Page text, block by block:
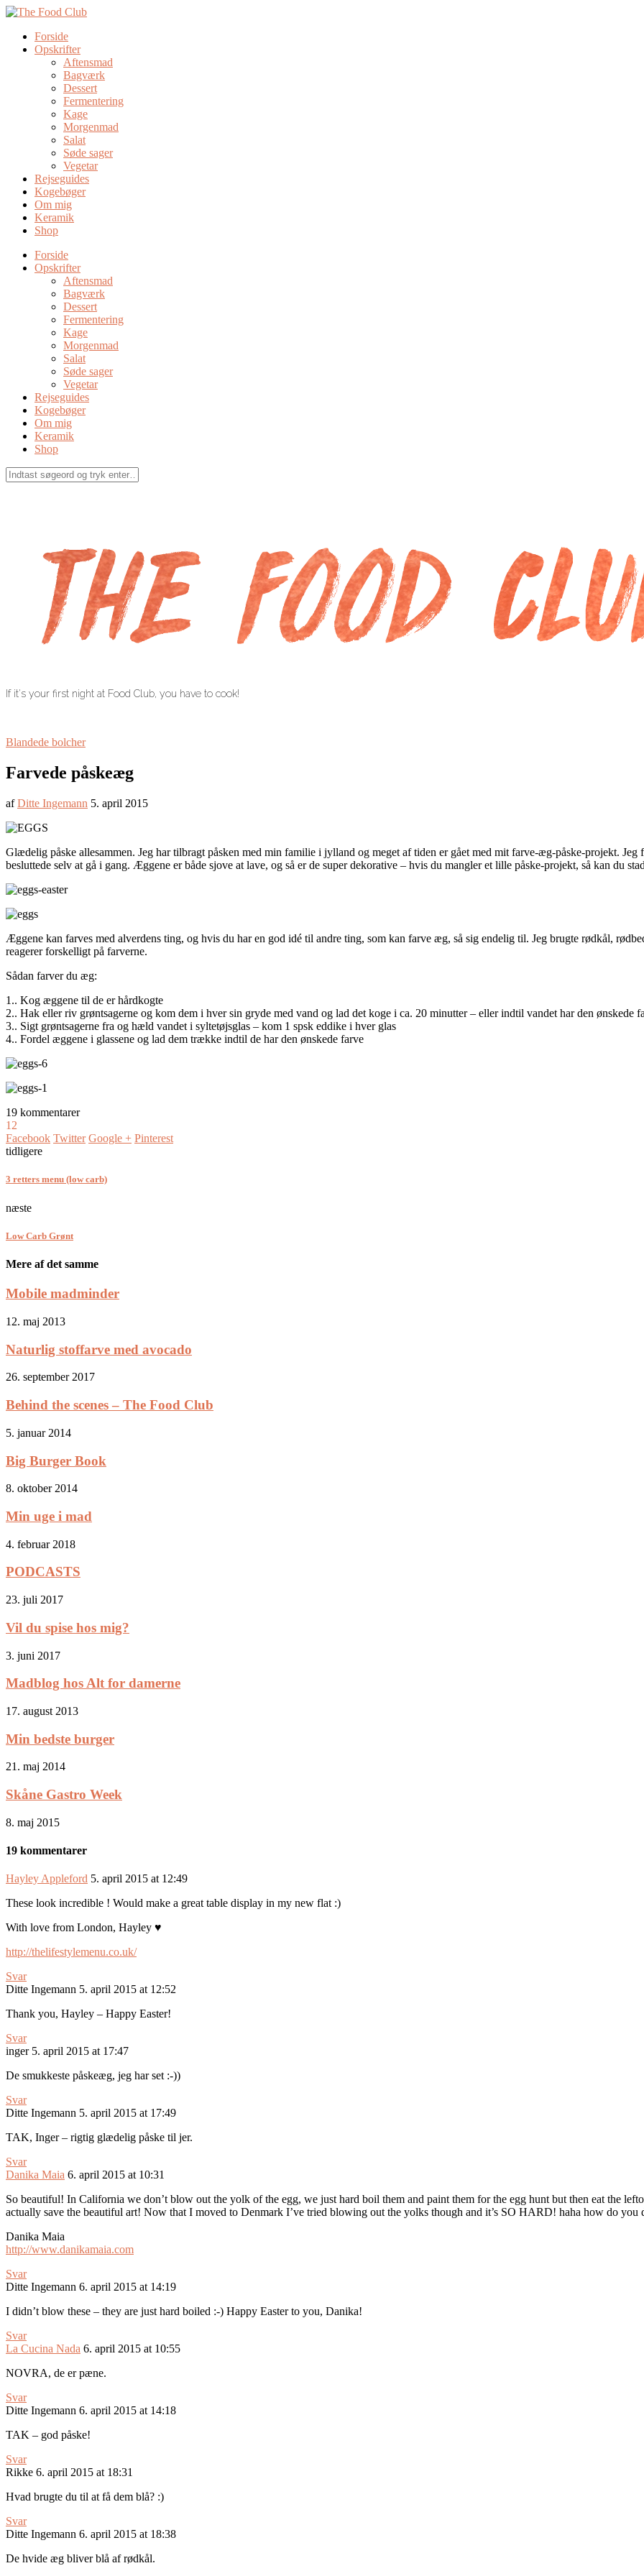
Forside
Opskrifter
Aftensmad
Bagværk
Dessert
Fermentering
Kage
Morgenmad
Salat
Søde sager
Vegetar
Rejseguides
Kogebøger
Om mig
Keramik
Shop
Forside
Opskrifter
Aftensmad
Bagværk
Dessert
Fermentering
Kage
Morgenmad
Salat
Søde sager
Vegetar
Rejseguides
Kogebøger
Om mig
Keramik
Shop
If it's your first night at Food Club, you have to cook!
Blandede bolcher
Farvede påskeæg
afDitte Ingemann 5. april 2015
Glædelig påske allesammen. Jeg har tilbragt påsken med min familie i jylland og meget af tiden er gået med mit farve-æg-påske-projekt. Jeg
besluttede selv at gå i gang. Æggene er både sjove at lave, og så er de super dekorative – hvis du mangler et lille påske-projekt, så kan du
Æggene kan farves med alverdens ting, og hvis du har en god idé til andre ting, som kan farve æg, så sig endelig til. Jeg brugte rødkål,
reagerer forskelligt på farverne.
Sådan farver du æg:
1.. Kog æggene til de er hårdkogte
2.. Hak eller riv grøntsagerne og kom dem i hver sin gryde med vand og lad det koge i ca. 20 minutter – eller indtil vandet har den ønskede
3.. Sigt grøntsagerne fra og hæld vandet i syltetøjsglas – kom 1 spsk eddike i hver glas
4.. Fordel æggene i glassene og lad dem trække indtil de har den ønskede farve
19 kommentarer
12
Facebook Twitter Google + Pinterest
tidligere
3 retters menu (low carb)
næste
Low Carb Grønt
Mere af det samme
Mobile madminder
12. maj 2013
Naturlig stoffarve med avocado
26. september 2017
Behind the scenes – The Food Club
5. januar 2014
Big Burger Book
8. oktober 2014
Min uge i mad
4. februar 2018
PODCASTS
23. juli 2017
Vil du spise hos mig?
3. juni 2017
Madblog hos Alt for damerne
17. august 2013
Min bedste burger
21. maj 2014
Skåne Gastro Week
8. maj 2015
19 kommentarer
Hayley Appleford 5. april 2015 at 12:49
These look incredible ! Would make a great table display in my new flat :)
With love from London, Hayley ♥
http://thelifestylemenu.co.uk/
Svar
Ditte Ingemann 5. april 2015 at 12:52
Thank you, Hayley – Happy Easter!
Svar
inger 5. april 2015 at 17:47
De smukkeste påskeæg, jeg har set :-))
Svar
Ditte Ingemann 5. april 2015 at 17:49
TAK, Inger – rigtig glædelig påske til jer.
Svar
Danika Maia 6. april 2015 at 10:31
So beautiful! In California we don’t blow out the yolk of the egg, we just hard boil them and paint them for the egg hunt but then eat the
actually save the beautiful art! Now that I moved to Denmark I’ve tried blowing out the yolks though and it’s SO HARD! haha how do you
Danika Maia
http://www.danikamaia.com
Svar
Ditte Ingemann 6. april 2015 at 14:19
I didn’t blow these – they are just hard boiled :-) Happy Easter to you, Danika!
Svar
La Cucina Nada 6. april 2015 at 10:55
NOVRA, de er pæne.
Svar
Ditte Ingemann 6. april 2015 at 14:18
TAK – god påske!
Svar
Rikke 6. april 2015 at 18:31
Hvad brugte du til at få dem blå? :)
Svar
Ditte Ingemann 6. april 2015 at 18:38
De hvide æg bliver blå af rødkål.